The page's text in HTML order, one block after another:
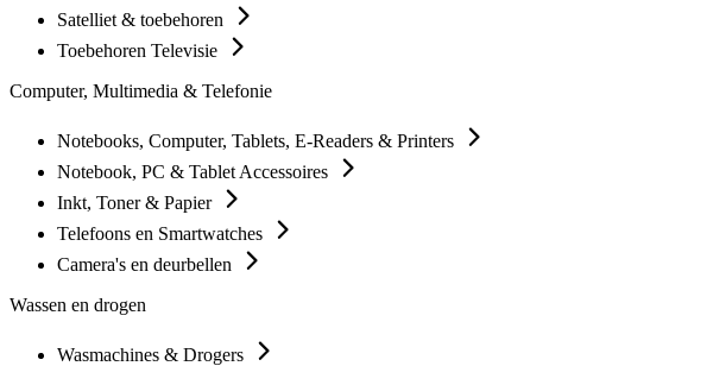
Satelliet & toebehoren
Toebehoren Televisie
Computer, Multimedia & Telefonie
Notebooks, Computer, Tablets, E-Readers & Printers
Notebook, PC & Tablet Accessoires
Inkt, Toner & Papier
Telefoons en Smartwatches
Camera's en deurbellen
Wassen en drogen
Wasmachines & Drogers